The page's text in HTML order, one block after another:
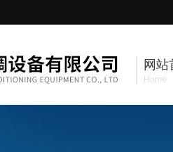
网站
Home